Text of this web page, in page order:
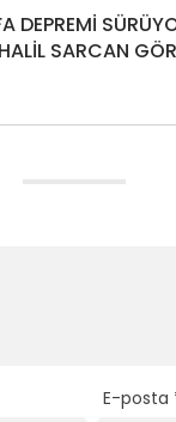
DEPREMİ
SARCAN
E-posta